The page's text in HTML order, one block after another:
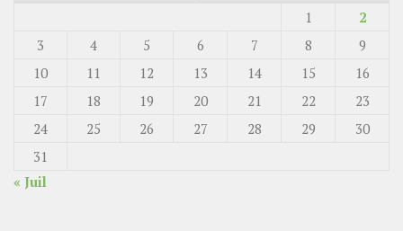
1
2
3
4 5 6 7 8
9
10
11 12 13 14 15
16
17
18 19 20 21 22
23
24
25 26 27 28 29
30
31
« Juil